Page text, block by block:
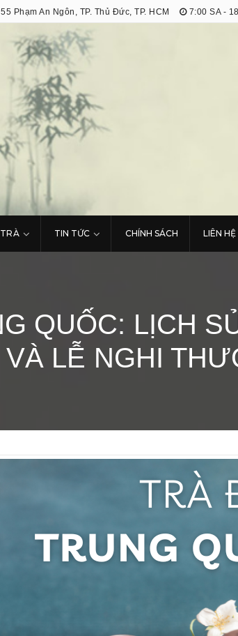
55 Phạm An Ngôn, TP. Thủ Đức, TP. HCM 7:00 SA -
TIN TỨC CHÍNH SÁCH LIÊN HỆ
QUỐC: LỊCH
VÀ LỄ NGHI